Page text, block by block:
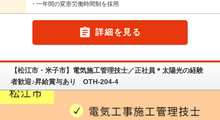
・一年間の変形労働時間制を採用
 詳細を見る
【松江市・米子市】電気施工管理技士／正社員＊太陽光の経験
者歓迎♪昇給賞与あり OTH-204-4